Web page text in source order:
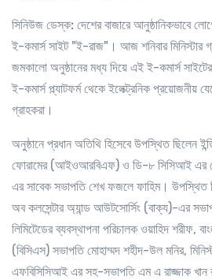
সিনিউজ ডেস্ক: দেশের বাজারে আনুষ্ঠানিকভাবে
ই-কমার্স সাইট "ই-রাজ"। আজ শনিবার মিনিস্টার
জমকালো অনুষ্ঠানের মধ্য দিয়ে এই ই-কমার্স
ই-কমার্স প্ল্যাটফর্ম থেকে ইলেক্ট্রনিক প্রয়োজনীয়
গ্রাহকরা।
অনুষ্ঠানে প্রধান অতিথি হিসেবে উপস্থিত ছিলেন
ফোরামের (আইওআরবিএফ) ও ডি-৮ সিসিআই এর
এর সাবেক সভাপতি শেখ ফজলে ফাহিম। উপস্থিত
অব কলসেন্টার অ্যান্ড আউটসোর্সিং (বাক্য)-এর
লিমিটেডের ব্যবস্থাপনা পরিচালক ওয়াহিদ শরীফ,
(বিসিএস) সভাপতি মোহাম্মদ শহীদ-উল মনির,
এফবিসিসিআই এর সহ-সভাপতি এম এ রাজ্জাক খান